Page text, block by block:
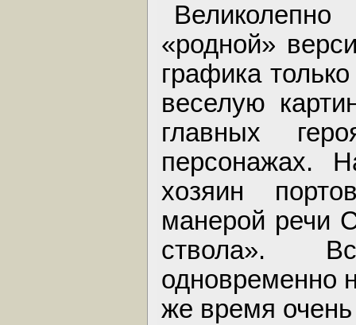
«родной»
графика
веселую
главных
персонажах.
хозяин
манерой речи
ствола».
одновременно
же время